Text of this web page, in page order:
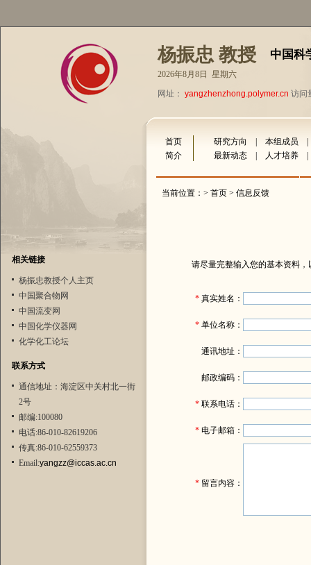
杨振忠 教授 中国科
2026年8月8日 星期六
网址： yangzhenzhong.polymer.cn 访问
相关链接
杨振忠教授个人主页
中国聚合物网
中国流变网
中国化学仪器网
化学化工论坛
联系方式
通信地址：海淀区中关村北一街
2号
邮编:100080
电话:86-010-82619206
传真:86-010-62559373
Email:yangzz@iccas.ac.cn
首页 研究方向 本组成员
简介
最新动态 人才培养
当前位置：> 首页 > 信息反馈
请尽量完整输入您的基本资料
* 真实姓名：
* 单位名称：
通讯地址：
邮政编码：
* 联系电话：
* 电子邮箱：
* 留言内容：